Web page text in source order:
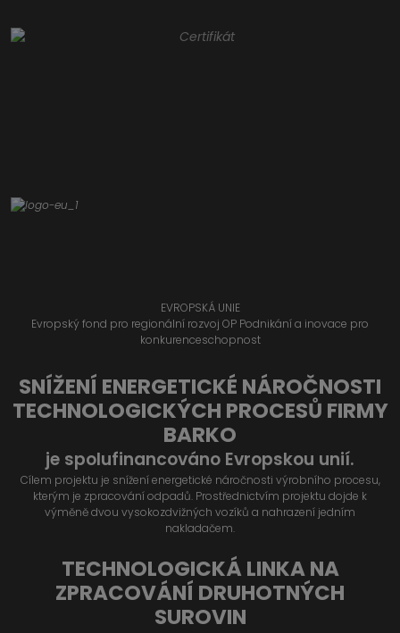
EVROPSKÁ UNIE
Evropský fond pro regionální rozvoj OP Podnikání a inovace pro
konkurenceschopnost
SNÍŽENÍ ENERGETICKÉ NÁROČNOSTI
TECHNOLOGICKÝCH PROCESŮ FIRMY
BARKO
je spolufinancováno Evropskou unií.
Cílem projektu je snížení energetické náročnosti výrobního procesu,
kterým je zpracování odpadů. Prostřednictvím projektu dojde k
výměně dvou vysokozdvižných vozíků a nahrazení jedním
nakladačem.
TECHNOLOGICKÁ LINKA NA
ZPRACOVÁNÍ DRUHOTNÝCH
SUROVIN